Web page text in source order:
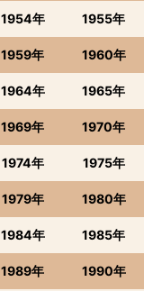
1954年 1955年
1959年 1960年
1964年 1965年
1969年 1970年
1974年 1975年
1979年 1980年
1984年 1985年
1989年 1990年